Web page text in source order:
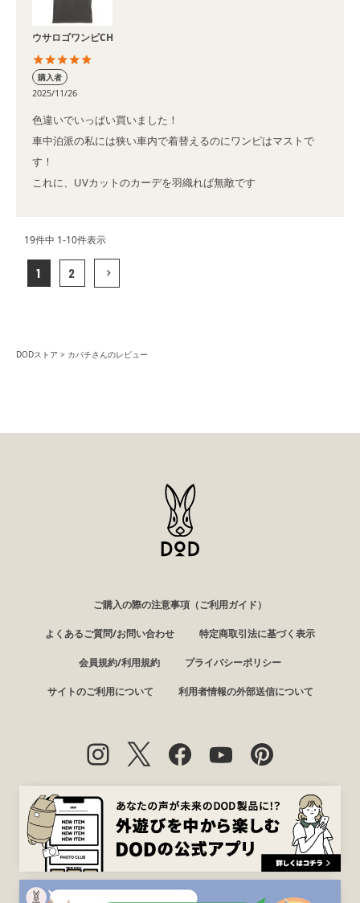
ウサロゴワンピCH
購入者
2025/11/26
色違いでいっぱい買いました！
車中泊派の私には狭い車内で着替えるのにワンピはマストで
す！
これに、UVカットのカーデを羽織れば無敵です
19件中 1-10件表示
1 2
DODストア カバチさんのレビュー
ご購入の際の注意事項（ご利用ガイド）
よくあるご質問/お問い合わせ 特定商取引法に基づく表示
会員規約/利用規約 プライバシーポリシー
サイトのご利用について 利用者情報の外部送信について